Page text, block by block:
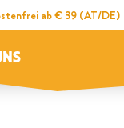
ab € 39 (AT/DE)